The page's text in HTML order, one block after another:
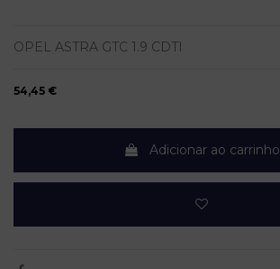
OPEL ASTRA GTC 1.9 CDTI
54,45 €
Adicionar ao carrinho